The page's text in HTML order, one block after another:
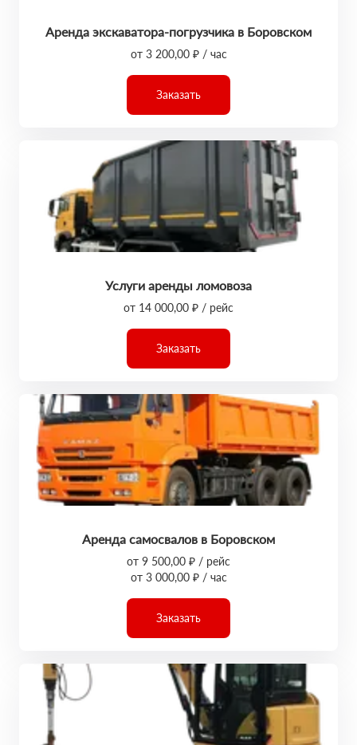
Аренда экскаватора-погрузчика в Боровском
от 3 200,00 ₽ / час
Заказать
Услуги аренды ломовоза
от 14 000,00 ₽ / рейс
Заказать
Аренда самосвалов в Боровском
от 9 500,00 ₽ / рейс
от 3 000,00 ₽ / час
Заказать